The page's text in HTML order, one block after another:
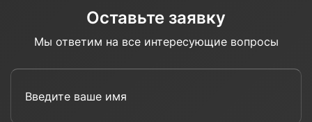
Оставьте заявку
Мы ответим на все интересующие вопросы